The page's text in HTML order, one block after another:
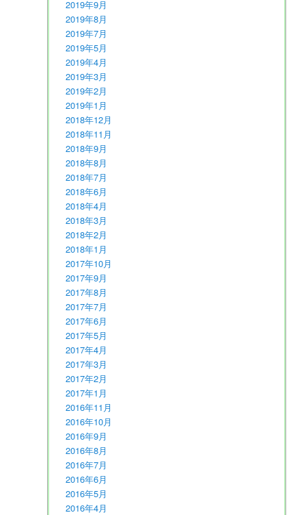
2019年9月
2019年8月
2019年7月
2019年5月
2019年4月
2019年3月
2019年2月
2019年1月
2018年12月
2018年11月
2018年9月
2018年8月
2018年7月
2018年6月
2018年4月
2018年3月
2018年2月
2018年1月
2017年10月
2017年9月
2017年8月
2017年7月
2017年6月
2017年5月
2017年4月
2017年3月
2017年2月
2017年1月
2016年11月
2016年10月
2016年9月
2016年8月
2016年7月
2016年6月
2016年5月
2016年4月